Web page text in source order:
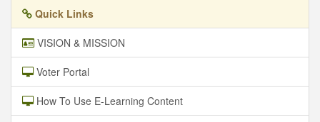
Quick Links
VISION & MISSION
Voter Portal
How To Use E-Learning Content